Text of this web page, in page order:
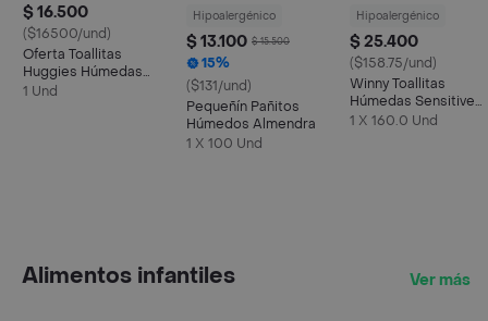
$ 16.500
($16500/und)
Oferta Toallitas
Huggies Húmedas
Limpieza Disney Baby
1 Und
Hipoalergénico
$ 13.100 $ 15.500
15%
($131/und)
Pequeñín Pañitos
Húmedos Almendra
1 X 100 Und
Hipoalergénico
$ 25.400
($158.75/und)
Winny Toallitas
Húmedas Sensitive
Recién Nacido
1 X 160.0 Und
Alimentos infantiles Ver más